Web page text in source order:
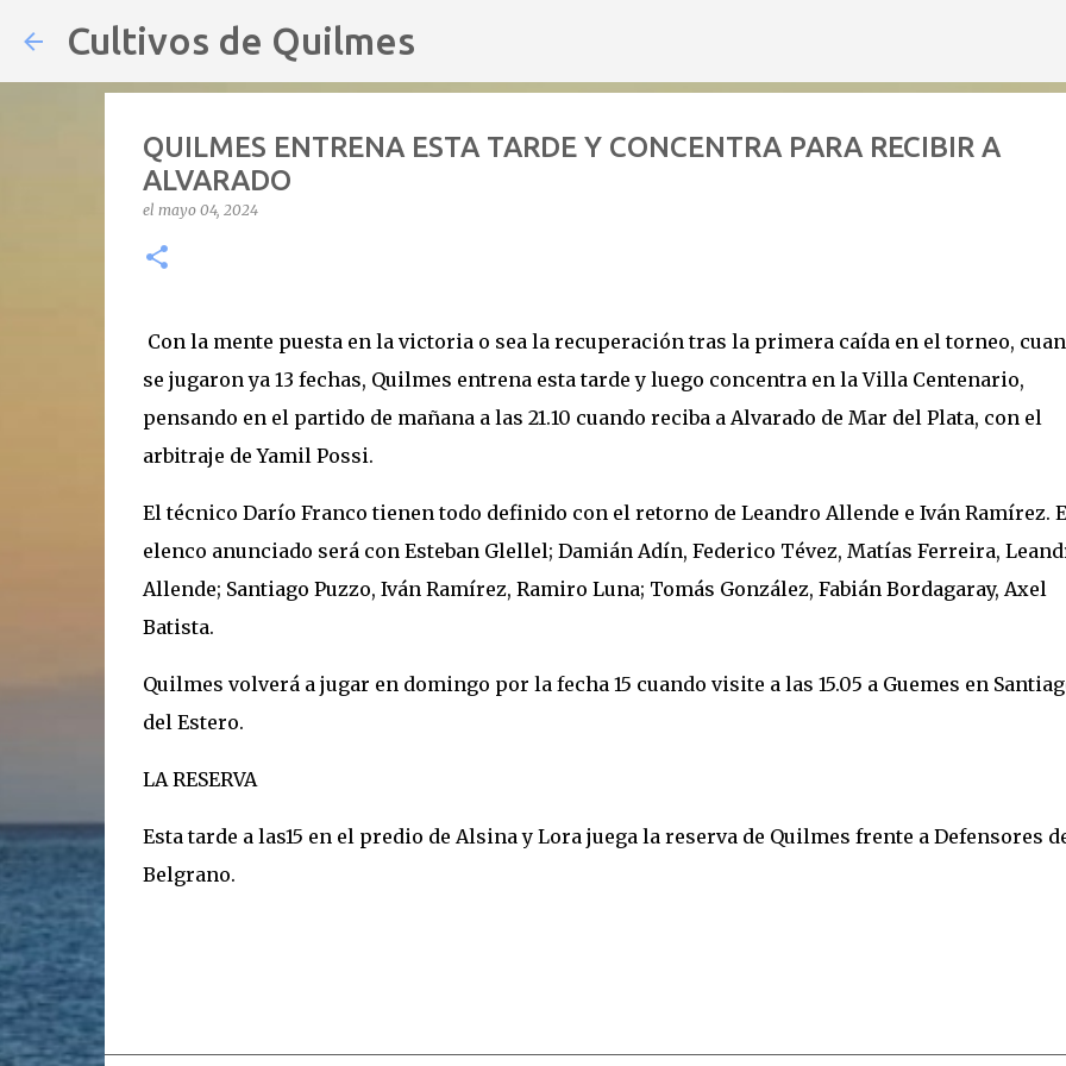
Cultivos de Quilmes
QUILMES ENTRENA ESTA TARDE Y CONCENTRA PARA RECIBIR A
ALVARADO
el mayo 04, 2024
Con la mente puesta en la victoria o sea la recuperación tras la primera caída en el torneo,
se jugaron ya 13 fechas, Quilmes entrena esta tarde y luego concentra en la Villa Centenario,
pensando en el partido de mañana a las 21.10 cuando reciba a Alvarado de Mar del Plata, con el
arbitraje de Yamil Possi.
El técnico Darío Franco tienen todo definido con el retorno de Leandro Allende e Iván Ramírez.
elenco anunciado será con Esteban Glellel; Damián Adín, Federico Tévez, Matías Ferreira,
Allende; Santiago Puzzo, Iván Ramírez, Ramiro Luna; Tomás González, Fabián Bordagaray, Axel
Batista.
Quilmes volverá a jugar en domingo por la fecha 15 cuando visite a las 15.05 a Guemes en
del Estero.
LA RESERVA
Esta tarde a las15 en el predio de Alsina y Lora juega la reserva de Quilmes frente a Defensores
Belgrano.